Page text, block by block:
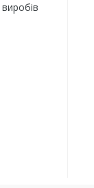
виробів